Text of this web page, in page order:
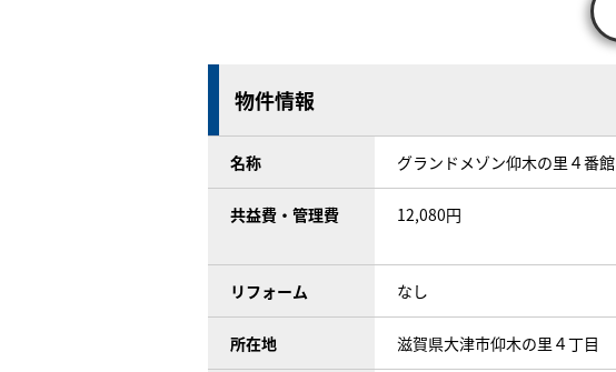
物件情報
名称 グランドメゾン仰木の里４番館
共益費・管理費 12,080円
リフォーム なし
所在地 滋賀県大津市仰木の里４丁目